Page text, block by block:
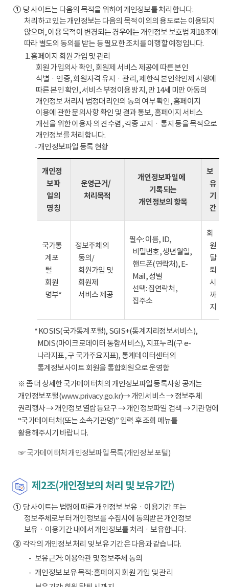
①당 사이트는 다음의 목적을 위하여 개인정보를 처리합니다.
처리하고 있는 개인정보는 다음의 목적 이외의 용도로는 이용되지
않으며, 이용 목적이 변경되는 경우에는 개인정보 보호법 제18조에
따라 별도의 동의를 받는 등 필요한 조치를 이행할 예정입니다.
1. 홈페이지 회원 가입 및 관리
회원 가입의사 확인, 회원제 서비스 제공에 따른 본인
식별ㆍ인증, 회원자격 유지ㆍ관리, 제한적 본인확인제 시행에
따른 본인 확인, 서비스 부정이용 방지, 만 14세 미만 아동의
개인정보 처리시 법정대리인의 동의 여부 확인, 홈페이지
이용에 관한 문의사항 확인 및 결과 통보, 홈페이지 서비스
개선을 위한 이용자 의견 수렴, 각종 고지ㆍ통지 등을 목적으로
개인정보를 처리합니다.
- 개인정보파일 등록 현황
개인정
보파
일의
명칭
운영근거/
처리목적
개인정보파일에
기록되는
개인정보의 항목
보
유
기
간
국가통
계포
털
회원
명부*
정보주체의
동의/
회원가입 및
회원제
서비스 제공
필수: 이름, ID,
비밀번호, 생년월일,
핸드폰(연락처), E-
Mail, 성별
선택: 집연락처,
집주소
회
원
탈
퇴
시
까
지
* KOSIS(국가통계포털), SGIS+(통계지리정보서비스),
MDIS(마이크로데이터 통합서비스), 지표누리(구 e-
나라지표, 구 국가주요지표), 통계데이터센터의
통계정보사이트 회원을 통합회원으로 운영함
※ 좀 더 상세한 국가데이터처의 개인정보파일 등록사항 공개는
개인정보포털(www.privacy.go.kr)→ 개인서비스 → 정보주체
권리행사 → 개인정보 열람등요구 → 개인정보파일 검색 → 기관명에
“국가데이터처(또는 소속기관명)” 입력 후 조회 메뉴를
활용해주시기 바랍니다.
☞ 국가데이터처 개인정보파일 목록(개인정보 포털)
제2조(개인정보의 처리 및 보유기간)
①당 사이트는 법령에 따른 개인정보 보유ㆍ이용기간 또는
정보주체로부터 개인정보를 수집시에 동의받은 개인정보
보유ㆍ이용기간 내에서 개인정보를 처리ㆍ보유합니다.
②각각의 개인정보 처리 및 보유 기간은 다음과 같습니다.
보유근거: 이용약관 및 정보주체 동의
개인정보 보유 목적: 홈페이지 회원 가입 및 관리